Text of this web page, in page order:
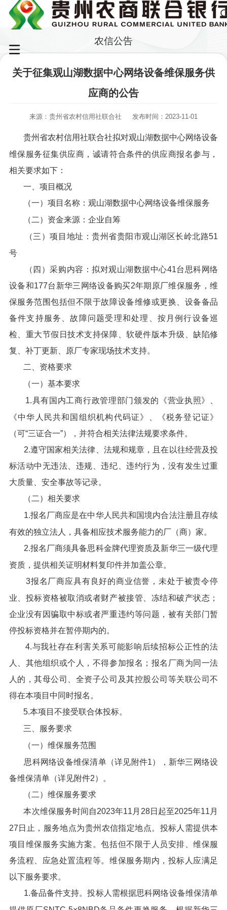
农信公告
关于征集观山湖数据中心网络设备维保服务供
应商的公告
来源：贵州省农村信用社联合社 发布时间：2023-11-01
贵州省农村信用社联合社拟对观山湖数据中心网络设备
维保服务征集供应商，诚请符合条件的供应商报名参与，
相关要求如下：
一、项目概况
（一）项目名称：观山湖数据中心网络设备维保服务
（二）资金来源：企业自筹
（三）项目地址：贵州省贵阳市观山湖区长岭北路51
号
（四）采购内容：拟对观山湖数据中心41台思科网络
设备和177台新华三网络设备购买2年期原厂维保服务，维
保服务范围包括但不限于故障设备维修或更换、设备备品
备件支持服务、故障问题受理和处理、按月例行设备巡
检、重大节假日技术支持保障、软硬件版本升级、缺陷修
复、补丁更新、原厂专家现场技术支持。
二、资格要求
（一）基本要求
1.具有国内工商行政管理部门颁发的《营业执照》、
《中华人民共和国组织机构代码证》、《税务登记证》
（可“三证合一”），并符合相关法律法规要求条件。
2.遵守国家相关法律、法规和规章，且在以往经营及投
标活动中无违法、违规、违纪、违约行为，没有发生过重
大质量、安全事故等记录。
（二）相关要求
1.报名厂商应是在中华人民共和国境内合法注册且存续
有效的独立法人，具备相应技术服务能力的厂（商）家。
2.报名厂商须具备思科金牌代理资质及新华三一级代理
资质，提供相关证明材料复印件并加盖公章。
3报名厂商应具有良好的商业信誉，未处于被责令停
业、投标资格被取消或者财产被接管、冻结和破产状态；
企业没有因骗取中标或者严重违约等问题，被有关部门暂
停投标资格并在暂停期内的。
4.与我社存在利害关系可能影响后续招标公正性的法
人、其他组织或个人，不得参加报名；报名厂商为同一法
人的，其母公司、全资子公司及其控股公司等关联公司不
得在本项目中同时报名。
5.本项目不接受联合体投标。
三、服务要求
（一）维保服务范围
思科网络设备维保清单（详见附件1），新华三网络设
备维保清单（详见附件2）。
（二）维保服务要求
本次维保服务时间自2023年11月28日起至2025年11月
27日止，服务地点为贵州农信指定地点。投标人需提供本
项目维保服务实施方案。包括但不限于人员安排、维保服
务流程、应急处置流程等。维保服务期内，投标人应满足
以下服务要求。
1.备品备件支持。投标人需根据思科网络设备维保清单